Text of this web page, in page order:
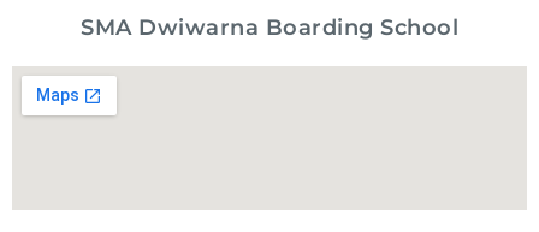
SMA Dwiwarna Boarding School